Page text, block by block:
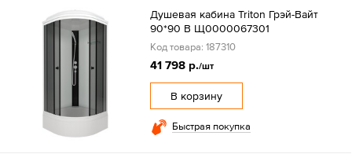
Душевая кабина Triton Грэй-Вайт
90*90 В Щ0000067301
Код товара: 187310
41 798 р./шт
В корзину
Быстрая покупка